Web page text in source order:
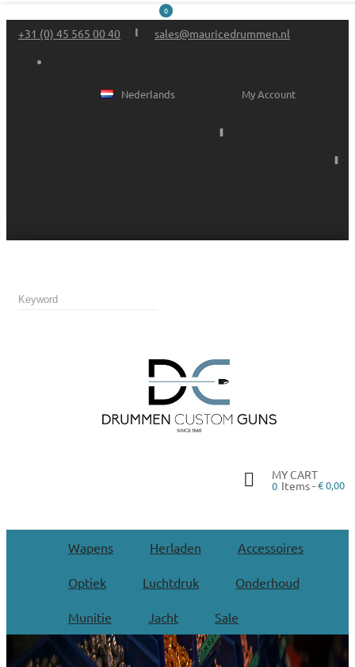
0
+31 (0) 45 565 00 40 sales@mauricedrummen.nl
My Account
Nederlands
MY CART
0 Items -€ 0,00
Wapens Herladen Accessoires
Optiek Luchtdruk Onderhoud
Munitie Jacht Sale